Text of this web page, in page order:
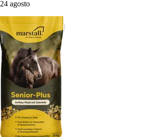
agosto